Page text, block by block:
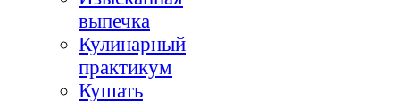
выпечка
Кулинарный
практикум
Кушать